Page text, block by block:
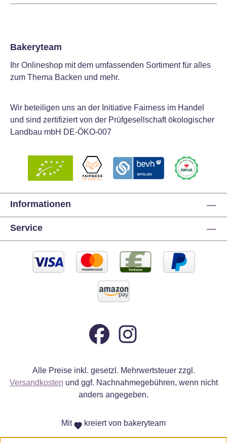
Bakeryteam
Ihr Onlineshop mit dem umfassenden Sortiment für alles
zum Thema Backen und mehr.
Wir beteiligen uns an der Initiative Fairness im Handel
und sind zertifiziert von der Prüfgesellschaft ökologischer
Landbau mbH DE-ÖKO-007
Informationen
Service
Alle Preise inkl. gesetzl. Mehrwertsteuer zzgl.
Versandkosten und ggf. Nachnahmegebühren, wenn nicht
anders angegeben.
Mit kreiert von bakeryteam